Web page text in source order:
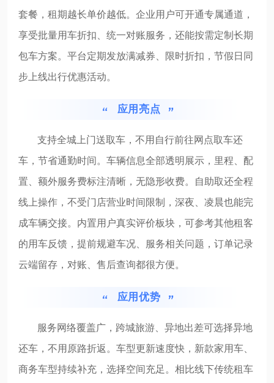
套餐，租期越长单价越低。企业用户可开通专属通道，
享受批量用车折扣、统一对账服务，还能按需定制长期
包车方案。平台定期发放满减券、限时折扣，节假日同
步上线出行优惠活动。
应用亮点
支持全城上门送取车，不用自行前往网点取车还
车，节省通勤时间。车辆信息全部透明展示，里程、配
置、额外服务费标注清晰，无隐形收费。自助取还全程
线上操作，不受门店营业时间限制，深夜、凌晨也能完
成车辆交接。内置用户真实评价板块，可参考其他租客
的用车反馈，提前规避车况、服务相关问题，订单记录
云端留存，对账、售后查询都很方便。
应用优势
服务网络覆盖广，跨城旅游、异地出差可选择异地
还车，不用原路折返。车型更新速度快，新款家用车、
商务车型持续补充，选择空间充足。相比线下传统租车